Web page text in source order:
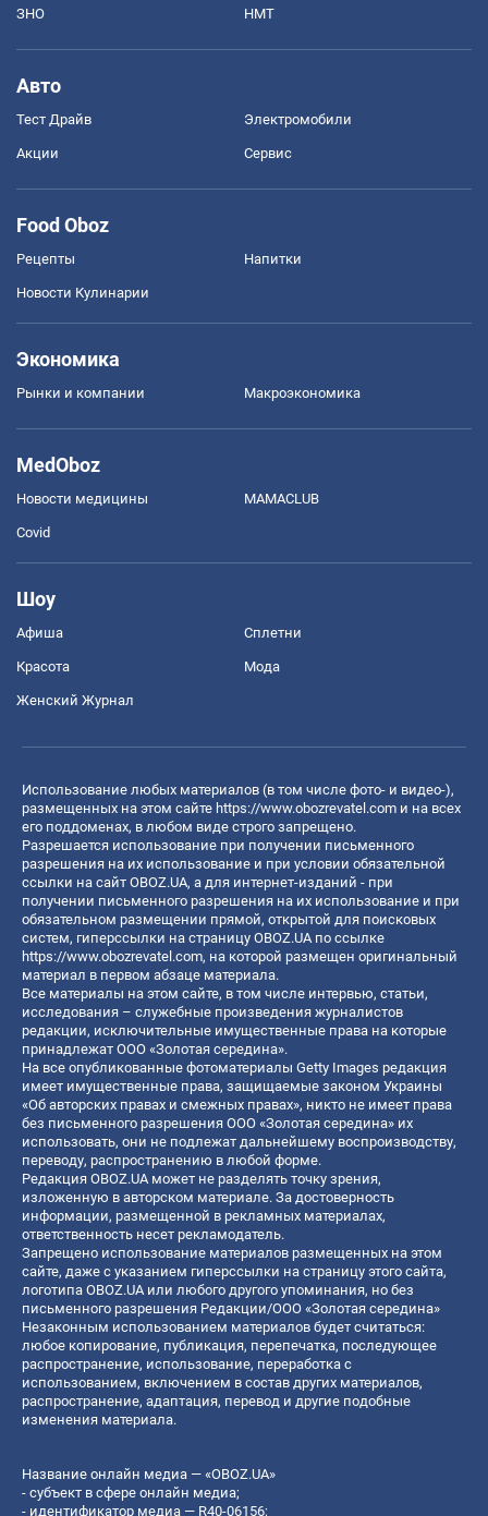
ЗНО НМТ
Авто
Тест Драйв Электромобили
Акции Сервис
Food Oboz
Рецепты Напитки
Новости Кулинарии
Экономика
Рынки и компании Mакроэкономика
MedOboz
Новости медицины MAMACLUB
Covid
Шоу
Афиша Сплетни
Красота Мода
Женский Журнал
Использование любых материалов (в том числе фото- и видео-),
размещенных на этом сайте https://www.obozrevatel.com и на всех
его поддоменах, в любом виде строго запрещено.
Разрешается использование при получении письменного
разрешения на их использование и при условии обязательной
ссылки на сайт OBOZ.UA, а для интернет-изданий - при
получении письменного разрешения на их использование и при
обязательном размещении прямой, открытой для поисковых
систем, гиперссылки на страницу OBOZ.UA по ссылке
https://www.obozrevatel.com, на которой размещен оригинальный
материал в первом абзаце материала.
Все материалы на этом сайте, в том числе интервью, статьи,
исследования – служебные произведения журналистов
редакции, исключительные имущественные права на которые
принадлежат ООО «Золотая середина».
На все опубликованные фотоматериалы Getty Images редакция
имеет имущественные права, защищаемые законом Украины
«Об авторских правах и смежных правах», никто не имеет права
без письменного разрешения ООО «Золотая середина» их
использовать, они не подлежат дальнейшему воспроизводству,
переводу, распространению в любой форме.
Редакция OBOZ.UA может не разделять точку зрения,
изложенную в авторском материале. За достоверность
информации, размещенной в рекламных материалах,
ответственность несет рекламодатель.
Запрещено использование материалов размещенных на этом
сайте, даже с указанием гиперссылки на страницу этого сайта,
логотипа OBOZ.UA или любого другого упоминания, но без
письменного разрешения Редакции/ООО «Золотая середина»
Незаконным использованием материалов будет считаться:
любое копирование, публикация, перепечатка, последующее
распространение, использование, переработка с
использованием, включением в состав других материалов,
распространение, адаптация, перевод и другие подобные
изменения материала.
Название онлайн медиа — «OBOZ.UA»
- субъект в сфере онлайн медиа;
- идентификатор медиа — R40-06156;